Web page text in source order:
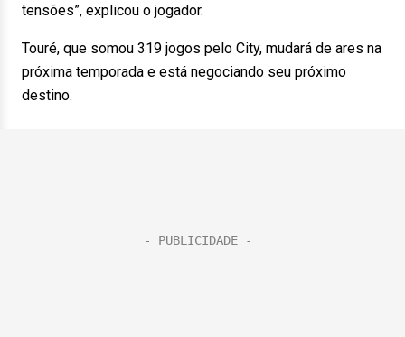
tensões”, explicou o jogador.
Touré, que somou 319 jogos pelo City, mudará de ares na
próxima temporada e está negociando seu próximo
destino.